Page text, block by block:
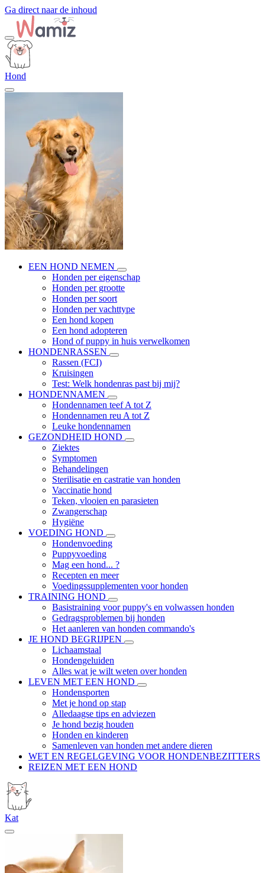
Ga direct naar de inhoud
Hond
EEN HOND NEMEN
Honden per eigenschap
Honden per grootte
Honden per soort
Honden per vachttype
Een hond kopen
Een hond adopteren
Hond of puppy in huis verwelkomen
HONDENRASSEN
Rassen (FCI)
Kruisingen
Test: Welk hondenras past bij mij?
HONDENNAMEN
Hondennamen teef A tot Z
Hondennamen reu A tot Z
Leuke hondennamen
GEZONDHEID HOND
Ziektes
Symptomen
Behandelingen
Sterilisatie en castratie van honden
Vaccinatie hond
Teken, vlooien en parasieten
Zwangerschap
Hygiëne
VOEDING HOND
Hondenvoeding
Puppyvoeding
Mag een hond... ?
Recepten en meer
Voedingssupplementen voor honden
TRAINING HOND
Basistraining voor puppy's en volwassen honden
Gedragsproblemen bij honden
Het aanleren van honden commando's
JE HOND BEGRIJPEN
Lichaamstaal
Hondengeluiden
Alles wat je wilt weten over honden
LEVEN MET EEN HOND
Hondensporten
Met je hond op stap
Alledaagse tips en adviezen
Je hond bezig houden
Honden en kinderen
Samenleven van honden met andere dieren
WET EN REGELGEVING VOOR HONDENBEZITTERS
REIZEN MET EEN HOND
Kat